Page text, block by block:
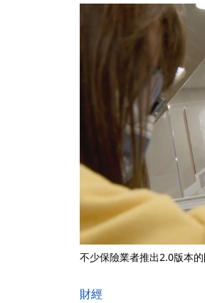
不少保險業者推出2.0版本
財經